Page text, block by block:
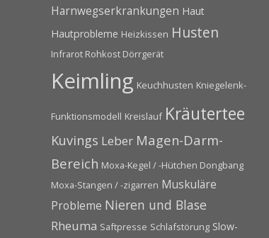
Harnwegserkrankungen Haut
Hautprobleme Heizkissen Husten
Infrarot Rohkost Dörrgerät
Keimling Keuchhusten Kniegelenk-
Funktionsmodell Kreislauf Kräutertee
Kuvings Leber Magen-Darm-
Bereich Moxa-Kegel / -Hütchen Dongbang
Moxa-Stangen / -zigarren Muskuläre
Probleme Nieren und Blase
Rheuma Saftpresse Schlafstörung Slow-